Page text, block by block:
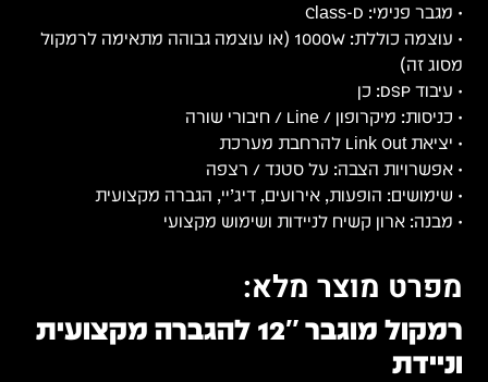
• מגבר פנימי: Class-D
• עוצמה כוללת: 1000W (או עוצמה גבוהה מתאימה לרמקול
מסוג זה)
• עיבוד DSP: כן
• כניסות: מיקרופון / Line / חיבורי שורה
• יציאת Link Out להרחבת מערכת
• אפשרויות הצבה: על סטנד / רצפה
• שימושים: הופעות, אירועים, דיג’יי, הגברה מקצועית
• מבנה: ארון קשיח לניידות ושימוש מקצועי
מפרט מוצר מלא:
רמקול מוגבר 12″ להגברה מקצועית
וניידת